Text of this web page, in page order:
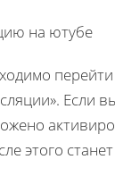
Если
этого